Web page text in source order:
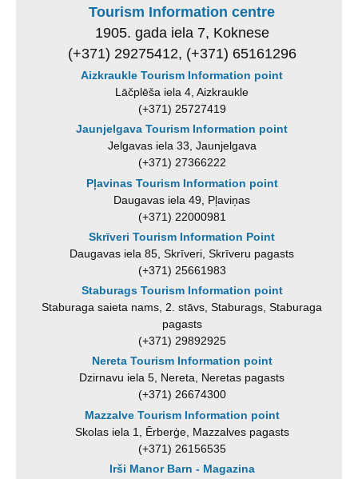
Tourism Information centre
1905. gada iela 7, Koknese
(+371) 29275412, (+371) 65161296
Aizkraukle Tourism Information point
Lāčplēša iela 4, Aizkraukle
(+371) 25727419
Jaunjelgava Tourism Information point
Jelgavas iela 33, Jaunjelgava
(+371) 27366222
Pļavinas Tourism Information point
Daugavas iela 49, Pļaviņas
(+371) 22000981
Skrīveri Tourism Information Point
Daugavas iela 85, Skrīveri, Skrīveru pagasts
(+371) 25661983
Staburags Tourism Information point
Staburaga saieta nams, 2. stāvs, Staburags, Staburaga
pagasts
(+371) 29892925
Nereta Tourism Information point
Dzirnavu iela 5, Nereta, Neretas pagasts
(+371) 26674300
Mazzalve Tourism Information point
Skolas iela 1, Ērberģe, Mazzalves pagasts
(+371) 26156535
Irši Manor Barn - Magazina